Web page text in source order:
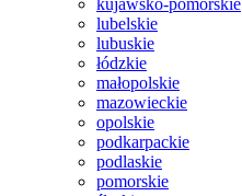
kujawsko-pomorskie
lubelskie
lubuskie
łódzkie
małopolskie
mazowieckie
opolskie
podkarpackie
podlaskie
pomorskie